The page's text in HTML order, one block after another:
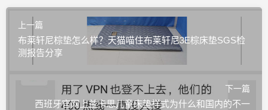
上一篇
布莱轩尼棕垫怎么样？天猫喵住布莱轩尼3E棕床垫SGS检
测报告分享
下一篇
西班牙官网上益卡思儿童床垫样式为什么和国内的不一